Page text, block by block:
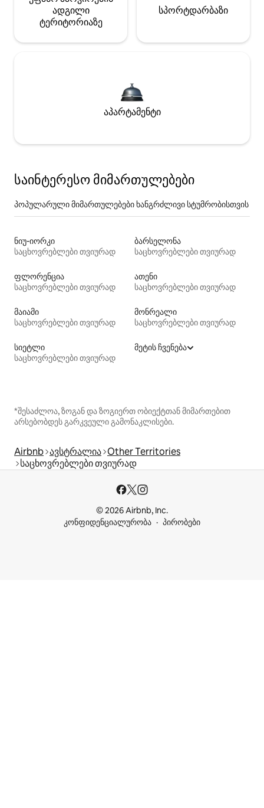
ადგილი
ტერიტორიაზე
სპორტდარბაზი
აპარტამენტი
საინტერესო მიმართულებები
პოპულარული მიმართულებები ხანგრძლივი სტუმრობისთვის
ნიუ-იორკი
საცხოვრებლები თვიურად
ბარსელონა
საცხოვრებლები თვიურად
ფლორენცია
საცხოვრებლები თვიურად
ათენი
საცხოვრებლები თვიურად
მაიამი
საცხოვრებლები თვიურად
მონრეალი
საცხოვრებლები თვიურად
სიეტლი
საცხოვრებლები თვიურად
მეტის ჩვენება
*შესაძლოა, ზოგან და ზოგიერთ ობიექტთან მიმართებით
არსებობდეს გარკვეული გამონაკლისები.
Airbnb ავსტრალია Other Territories
საცხოვრებლები თვიურად
© 2026 Airbnb, Inc.
კონფიდენციალურობა
პირობები